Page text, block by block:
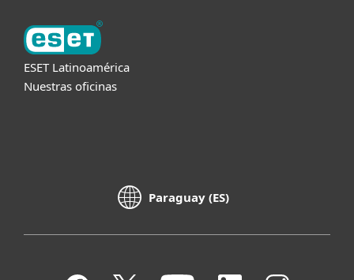
ESET Latinoamérica
Nuestras oficinas
Paraguay (ES)